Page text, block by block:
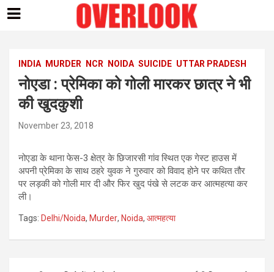
contentINDIA MURDER NCR NOIDA SUICIDE UTTAR PRADESH
नोएडा : प्रेमिका को गोली मारकर छात्र ने भी
की खुदकुशी
November 23, 2018
नोएडा के थाना फेस-3 क्षेत्र के छिजारसी गांव स्थित एक गेस्ट हाउस में
अपनी प्रेमिका के साथ ठहरे युवक ने गुरुवार को विवाद होने पर कथित तौर
पर लड़की को गोली मार दी और फिर खुद पंखे से लटक कर आत्महत्या कर
ली।
Tags: Delhi/Noida, Murder, Noida, आत्महत्या
Post